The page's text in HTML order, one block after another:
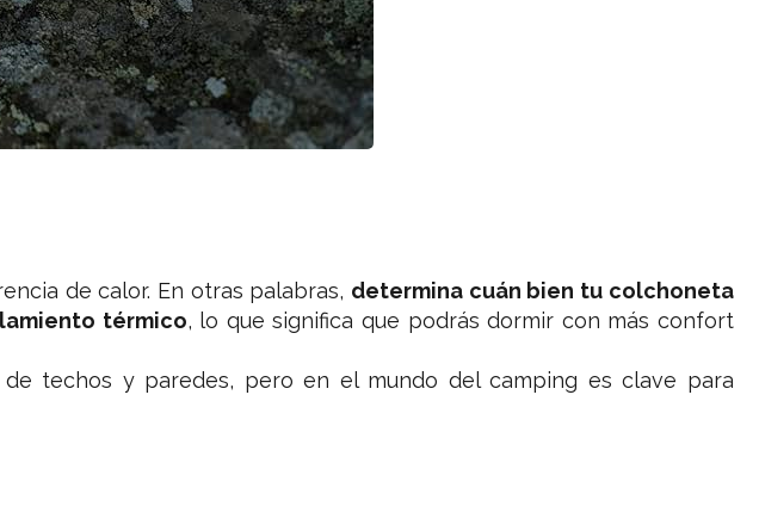
de calor. En otras palabras, determina cuán bien tu colchoneta
térmico, lo que significa que podrás dormir con más confort
techos y paredes, pero en el mundo del camping es clave para